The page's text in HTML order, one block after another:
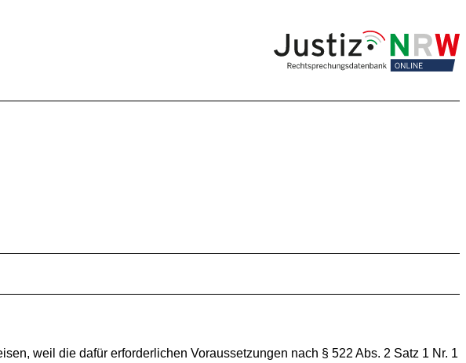
weil die dafür erforderlichen Voraussetzungen nach § 522 Abs. 2 Satz 1 Nr. 1